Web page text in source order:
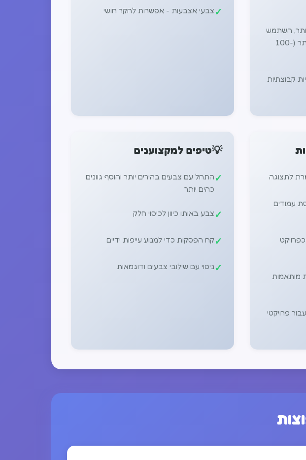
השתמש
בקארדסטוק או בנייר כבד יותר (100-
קבוצתיות
צבעי אצבעות - אפשרות לחקר חושי
לתצוגה
עמודים
מותאמות
פרויקטי
💡טיפים למקצוענים
התחל עם צבעים בהירים יותר והוסף גוונים
כהים יותר
צבע באותו כיוון לכיסוי חלק
קח הפסקות כדי למנוע עייפות ידיים
ניסוי עם שילובי צבעים ודוגמאות